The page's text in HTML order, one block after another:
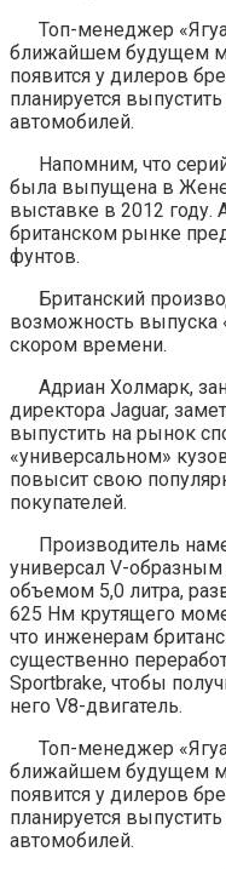
Топ-менеджер
ближайшем будущем
появится у дилеров
планируется
автомобилей.
Напомним, что
была выпущена в
выставке в 2012 году.
британском рынке
фунтов.
Британский
возможность выпуска
скором времени.
Адриан Холмарк,
директора Jaguar,
выпустить на рынок
«универсальном»
повысит свою
покупателей.
Производитель
универсал V-
объемом 5,0 литра,
625 Нм крутящего
что инженерам
существенно
Sportbrake, чтобы
него V8-двигатель.
Топ-менеджер
ближайшем будущем
появится у дилеров
планируется
автомобилей.